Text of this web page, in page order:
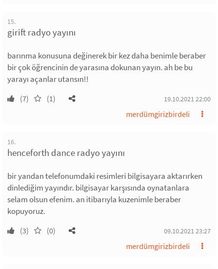
15.
girift radyo yayını
barınma konusuna değinerek bir kez daha benimle beraber
bir çok öğrencinin de yarasına dokunan yayın. ah be bu
yarayı açanlar utansın!!
(7) (1) 19.10.2021 22:00
merdümgirizbirdeli
16.
henceforth dance radyo yayını
bir yandan telefonumdaki resimleri bilgisayara aktarırken
dinlediğim yayındır. bilgisayar karşısında oynatanlara
selam olsun efenim. an itibarıyla kuzenimle beraber
kopuyoruz.
(3) (0) 09.10.2021 23:27
merdümgirizbirdeli